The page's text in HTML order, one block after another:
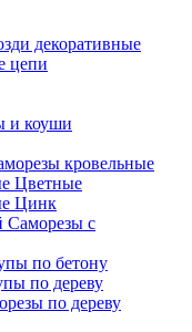
декоративные
цепи
и коуши
кровельные
Цветные
Цинк
Саморезы с
по бетону
по дереву
по дереву